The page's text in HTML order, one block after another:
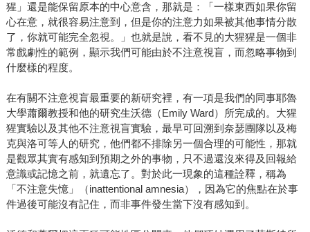
猩」還是能保留原本的中心意含，那就是：「一樣東西如果你留
心在意，就很容易注意到，但是你的注意力如果被其他事情分散
了，你就可能完全忽視。」也就是說，看不見的大猩猩是一個非
常戲劇性的範例，顯示我們可能由於不注意視盲，而忽略事物到
什麼樣的程度。
在有關不注意視盲最重要的新研究裡，有一項是我們的同事耶魯
大學蕭爾教授和他的研究生沃德（Emily Ward）所完成的。大猩
猩實驗以及其他不注意視盲實驗，最早可回溯到奈瑟團隊以及梅
克與洛可等人的研究，他們都不排除另一個合理的可能性，那就
是觀眾其實有感知到預期之外的事物，只不過還沒來得及回報給
意識或記憶之前，就遺忘了。對於此一現象的這種詮釋，稱為
「不注意失憶」（inattentional amnesia），因為它的焦點在於事
件過後可能沒有記住，而非事件發生當下沒有感知到。